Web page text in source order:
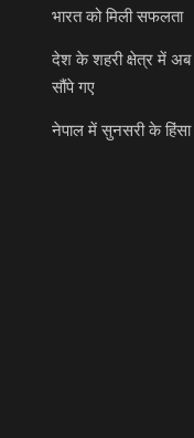
भारत को मिली सफलता
देश के शहरी क्षेत्र में अब
सौंपे गए
नेपाल में सुनसरी के हिंसा